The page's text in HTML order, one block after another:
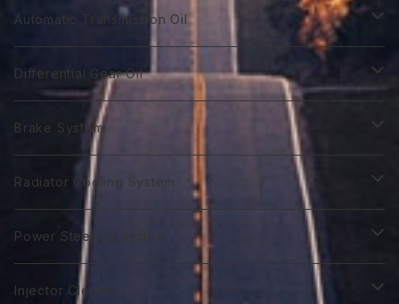
GTR 0W-40
GTR 5Ｗ-40
GTR 10W-40
GTA 5W-20
GTA 10W-30
GTA 0W-40
GTA 5W-40
First 0W-10
First 0W-20
Excel 0W-10
Excel 0W-20
Super Touring
ST 0W-20
ST 0W-30
Sports VGX
VGX 0W-16
VGX 0W-20
VGX 0W-30
Classico
Classico 10W-40
Classico 15W-40
Classico 20W-40
DL-1 5W-30
DH-2 10W-30
DH-2 15W-40
DH-2 20W-50 ＊
Sports VGX SN EURO-8
Euro C2 0W-30
Euro C2 5W-30
Euro C3 5W-40
Sports VGX SN EURO-12
Euro C3 0W-30
Euro C3 5W-30
Euro C3 5W-40
Biker 4T Type R
Biker 4T Type S
Biker 4T Type N
Biker 4T Type L
Biker 2T
Biker 2T Type R
Biker 2T Type S
Biker 2T Type N
Racing Gear
75番系
80番系
GT Gear
60番系
70番系
Syn Gear
70番系
75番系
Extra Gear
75番系
80番系
Automatic Transmission Oil
ATF Spec -Ⅰ
ATF Spec -Ⅱ
ATF Spec -Ⅲ⁺
ATF Spec -Ⅲ⁺L
ATF Spec -Ⅲ⁺X
Differential Gear Oil
GT Gear
75番系
80番系
Syn Gear
75番系
80番系
Extra Gear
75番系
Syn Gear 250
Brake System
Racing 650
Super 510
Sport 400
Radiator Cooling System
Super DX Coolant
Coolish Energy
Power Steering System
PSF type R
Injector Cleaner